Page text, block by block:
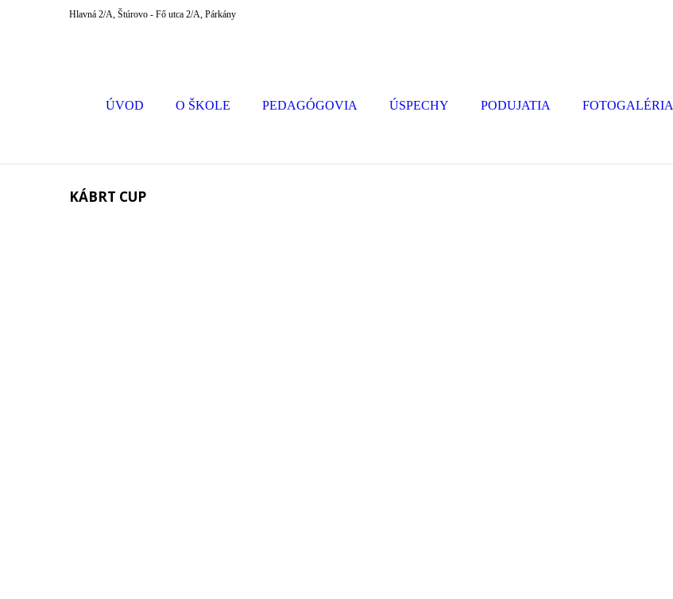
Hlavná 2/A, Štúrovo - Fő utca 2/A, Párkány
ÚVOD O ŠKOLE PEDAGÓGOVIA ÚSPECHY PODUJATIA FOTOGALÉRIA
KÁBRT CUP